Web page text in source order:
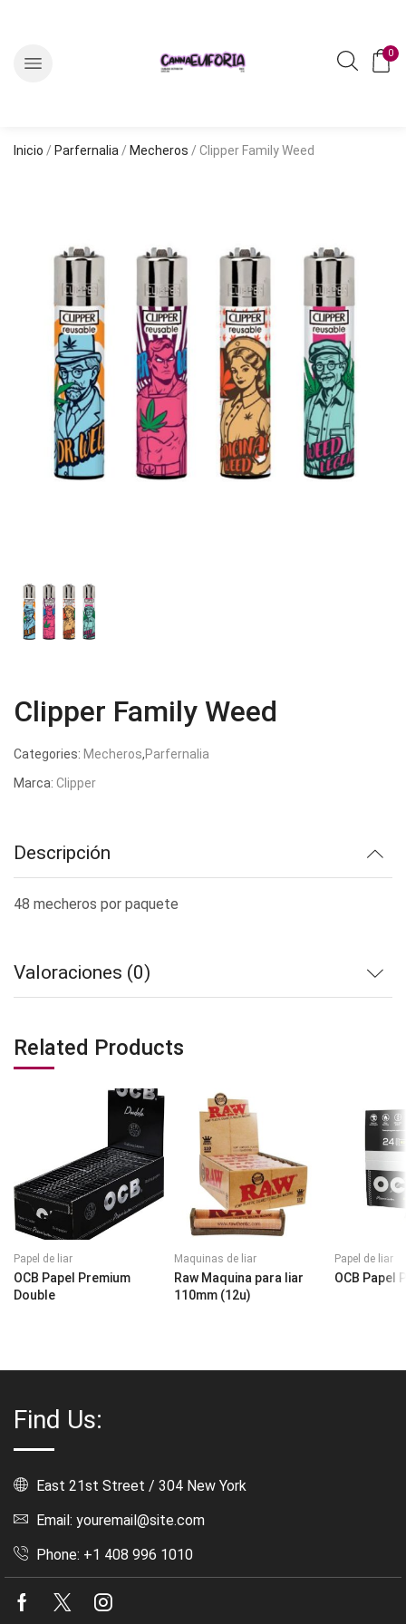
0
Inicio / Parfernalia / Mecheros / Clipper Family Weed
Clipper Family Weed
Categories: Mecheros,Parfernalia
Marca: Clipper
Descripción
48 mecheros por paquete
Valoraciones (0)
Related Products
Papel de liar
OCB Papel Premium
Double
Maquinas de liar
Raw Maquina para liar
110mm (12u)
Papel de liar
OCB Papel
Find Us:
East 21st Street / 304 New York
Email: youremail@site.com
Phone: +1 408 996 1010
Facebook
Twitter